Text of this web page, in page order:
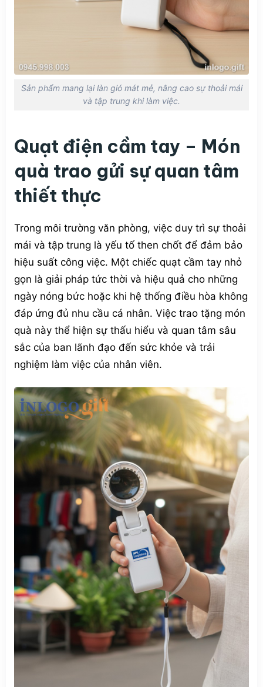
Sản phẩm mang lại làn gió mát mẻ, nâng cao sự thoải mái
và tập trung khi làm việc.
Quạt điện cầm tay – Món
quà trao gửi sự quan tâm
thiết thực
Trong môi trường văn phòng, việc duy trì sự thoải
mái và tập trung là yếu tố then chốt để đảm bảo
hiệu suất công việc. Một chiếc quạt cầm tay nhỏ
gọn là giải pháp tức thời và hiệu quả cho những
ngày nóng bức hoặc khi hệ thống điều hòa không
đáp ứng đủ nhu cầu cá nhân. Việc trao tặng món
quà này thể hiện sự thấu hiểu và quan tâm sâu
sắc của ban lãnh đạo đến sức khỏe và trải
nghiệm làm việc của nhân viên.